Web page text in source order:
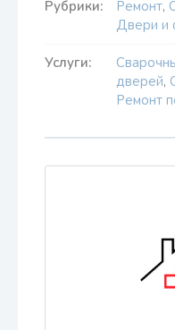
Рубрики: Ремонт,
Двери и
Услуги:
дверей,
Ремонт